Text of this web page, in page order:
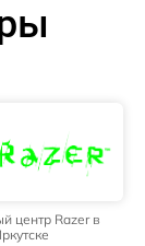
центр Razer в